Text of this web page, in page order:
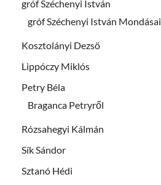
gróf Széchenyi István
gróf Széchenyi István Mondásai
Kosztolányi Dezsö
Lippóczy Miklós
Petry Béla
Braganca Petryről
Rózsahegyi Kálmán
Sík Sándor
Sztanó Hédi